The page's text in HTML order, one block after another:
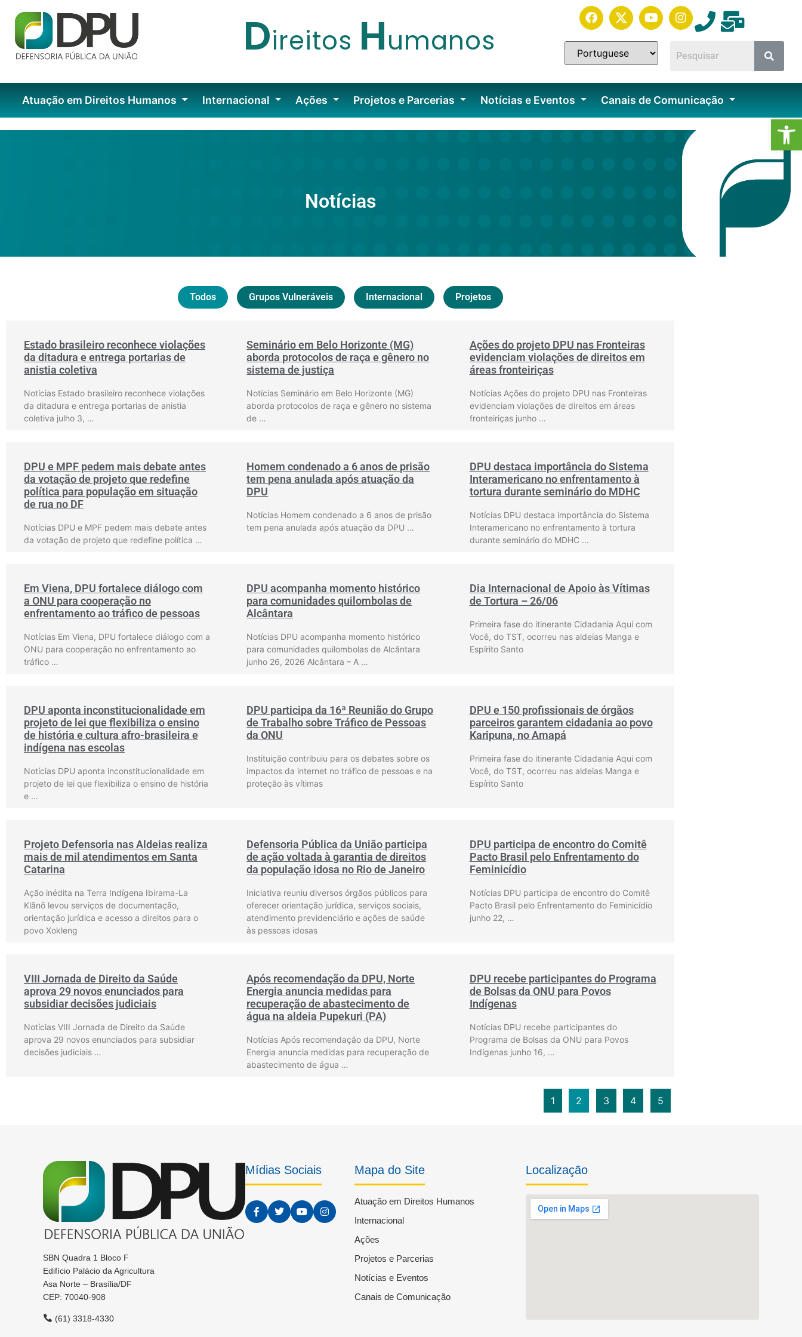
Direitos Humanos
Atuação em Direitos Humanos Internacional Ações Projetos e Parcerias Notícias e Eventos Canais de Comunicação
Notícias
Todos Grupos Vulneráveis Internacional Projetos
Estado brasileiro reconhece violações
da ditadura e entrega portarias de
anistia coletiva
Notícias Estado brasileiro reconhece violações
da ditadura e entrega portarias de anistia
coletiva julho 3, …
Seminário em Belo Horizonte (MG)
aborda protocolos de raça e gênero no
sistema de justiça
Notícias Seminário em Belo Horizonte (MG)
aborda protocolos de raça e gênero no sistema
de …
Ações do projeto DPU nas Fronteiras
evidenciam violações de direitos em
áreas fronteiriças
Notícias Ações do projeto DPU nas Fronteiras
evidenciam violações de direitos em áreas
fronteiriças junho …
DPU e MPF pedem mais debate antes
da votação de projeto que redefine
política para população em situação
de rua no DF
Notícias DPU e MPF pedem mais debate antes
da votação de projeto que redefine política …
Homem condenado a 6 anos de prisão
tem pena anulada após atuação da
DPU
Notícias Homem condenado a 6 anos de prisão
tem pena anulada após atuação da DPU …
DPU destaca importância do Sistema
Interamericano no enfrentamento à
tortura durante seminário do MDHC
Notícias DPU destaca importância do Sistema
Interamericano no enfrentamento à tortura
durante seminário do MDHC …
Em Viena, DPU fortalece diálogo com
a ONU para cooperação no
enfrentamento ao tráfico de pessoas
Notícias Em Viena, DPU fortalece diálogo com a
ONU para cooperação no enfrentamento ao
tráfico …
DPU acompanha momento histórico
para comunidades quilombolas de
Alcântara
Notícias DPU acompanha momento histórico
para comunidades quilombolas de Alcântara
junho 26, 2026 Alcântara – A …
Dia Internacional de Apoio às Vítimas
de Tortura – 26/06
Primeira fase do itinerante Cidadania Aqui com
Você, do TST, ocorreu nas aldeias Manga e
Espírito Santo
DPU aponta inconstitucionalidade em
projeto de lei que flexibiliza o ensino
de história e cultura afro-brasileira e
indígena nas escolas
Notícias DPU aponta inconstitucionalidade em
projeto de lei que flexibiliza o ensino de história
e …
DPU participa da 16ª Reunião do Grupo
de Trabalho sobre Tráfico de Pessoas
da ONU
Instituição contribuiu para os debates sobre os
impactos da internet no tráfico de pessoas e na
proteção às vítimas
DPU e 150 profissionais de órgãos
parceiros garantem cidadania ao povo
Karipuna, no Amapá
Primeira fase do itinerante Cidadania Aqui com
Você, do TST, ocorreu nas aldeias Manga e
Espírito Santo
Projeto Defensoria nas Aldeias realiza
mais de mil atendimentos em Santa
Catarina
Ação inédita na Terra Indígena Ibirama-La
Klãnõ levou serviços de documentação,
orientação jurídica e acesso a direitos para o
povo Xokleng
Defensoria Pública da União participa
de ação voltada à garantia de direitos
da população idosa no Rio de Janeiro
Iniciativa reuniu diversos órgãos públicos para
oferecer orientação jurídica, serviços sociais,
atendimento previdenciário e ações de saúde
às pessoas idosas
DPU participa de encontro do Comitê
Pacto Brasil pelo Enfrentamento do
Feminicídio
Notícias DPU participa de encontro do Comitê
Pacto Brasil pelo Enfrentamento do Feminicídio
junho 22, …
VIII Jornada de Direito da Saúde
aprova 29 novos enunciados para
subsidiar decisões judiciais
Notícias VIII Jornada de Direito da Saúde
aprova 29 novos enunciados para subsidiar
decisões judiciais …
Após recomendação da DPU, Norte
Energia anuncia medidas para
recuperação de abastecimento de
água na aldeia Pupekuri (PA)
Notícias Após recomendação da DPU, Norte
Energia anuncia medidas para recuperação de
abastecimento de água …
DPU recebe participantes do Programa
de Bolsas da ONU para Povos
Indígenas
Notícias DPU recebe participantes do
Programa de Bolsas da ONU para Povos
Indígenas junho 16, …
1 2 3 4 5
SBN Quadra 1 Bloco F
Edifício Palácio da Agricultura
Asa Norte – Brasília/DF
CEP: 70040-908
(61) 3318-4330
Mídias Sociais Mapa do Site
Atuação em Direitos Humanos
Internacional
Ações
Projetos e Parcerias
Notícias e Eventos
Canais de Comunicação
Localização